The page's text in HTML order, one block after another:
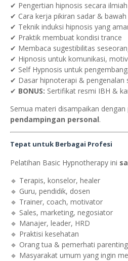
✔ Pengertian hipnosis secara ilmiah
✔ Cara kerja pikiran sadar &
✔ Teknik induksi hipnosis yang
✔ Praktik membuat kondisi trance
✔ Membaca sugestibilitas
✔ Hipnosis untuk komunikasi,
✔ Self Hypnosis untuk
✔ Dasar hipnoterapi & pengenalan
✔ BONUS: Sertifikat resmi IBH &
Semua materi disampaikan dengan
pendampingan personal.
Tepat untuk Berbagai Profesi
Pelatihan Basic Hypnotherapy ini
🔹 Terapis, konselor, healer
🔹 Guru, pendidik, dosen
🔹 Trainer, coach, motivator
🔹 Sales, marketing, negosiator
🔹 Manajer, leader, HRD
🔹 Praktisi kesehatan
🔹 Orang tua & pemerhati parenting
🔹 Masyarakat umum yang ingin